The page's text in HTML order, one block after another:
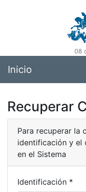
08
Inicio
Recuperar
Para recuperar la
identificación y el
en el Sistema
Identificación *